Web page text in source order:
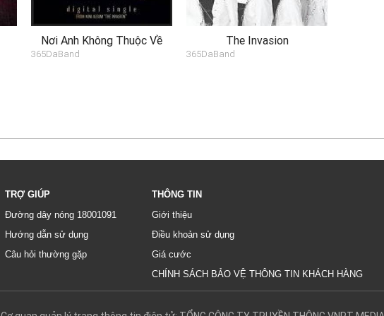
Nơi Anh Không Thuộc Về
365DaBand
The Invasion
365DaBand
TRỢ GIÚP
Đường dây nóng 18001091
Hướng dẫn sử dụng
Câu hỏi thường gặp
THÔNG TIN
Giới thiệu
Điều khoản sử dụng
Giá cước
CHÍNH SÁCH BẢO VỆ THÔNG TIN KHÁCH HÀNG